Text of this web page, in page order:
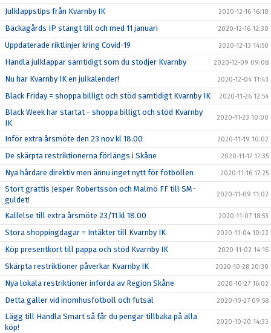
Julklappstips från Kvarnby IK 2020-12-16 16:10
Bäckagårds IP stängt till och med 11 januari 2020-12-16 12:30
Uppdaterade riktlinjer kring Covid-19 2020-12-13 14:50
Handla julklappar samtidigt som du stödjer Kvarnby 2020-12-09 09:08
Nu har Kvarnby IK en julkalender! 2020-12-04 11:43
Black Friday = shoppa billigt och stöd samtidigt Kvarnby IK 2020-11-26 12:54
Black Week har startat - shoppa billigt och stöd Kvarnby
IK
2020-11-23 10:00
Inför extra årsmöte den 23 nov kl 18.00 2020-11-19 10:02
De skärpta restriktionerna förlängs i Skåne 2020-11-17 17:35
Nya hårdare direktiv men ännu inget nytt för fotbollen 2020-11-16 17:25
Stort grattis Jesper Robertsson och Malmö FF till SM-
guldet!
2020-11-09 11:02
Kallelse till extra årsmöte 23/11 kl 18.00 2020-11-07 18:53
Stora shoppingdagar = Intäkter till Kvarnby IK 2020-11-04 10:22
Köp presentkort till pappa och stöd Kvarnby IK 2020-11-02 14:16
Skärpta restriktioner påverkar Kvarnby IK 2020-10-28 20:30
Nya lokala restriktioner införda av Region Skåne 2020-10-27 16:02
Detta gäller vid inomhusfotboll och futsal 2020-10-27 09:58
Lägg till Handla Smart så får du pengar tillbaka på alla
köp!
2020-10-20 14:33